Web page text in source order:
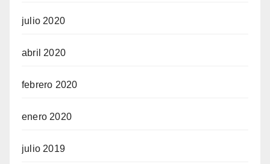
julio 2020
abril 2020
febrero 2020
enero 2020
julio 2019